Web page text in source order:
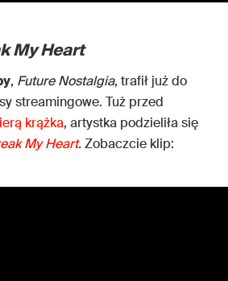
My Heart
, Future Nostalgia, trafił już do
streamingowe. Tuż przed
krążka, artystka podzieliła się
My Heart.Zobaczcie klip: